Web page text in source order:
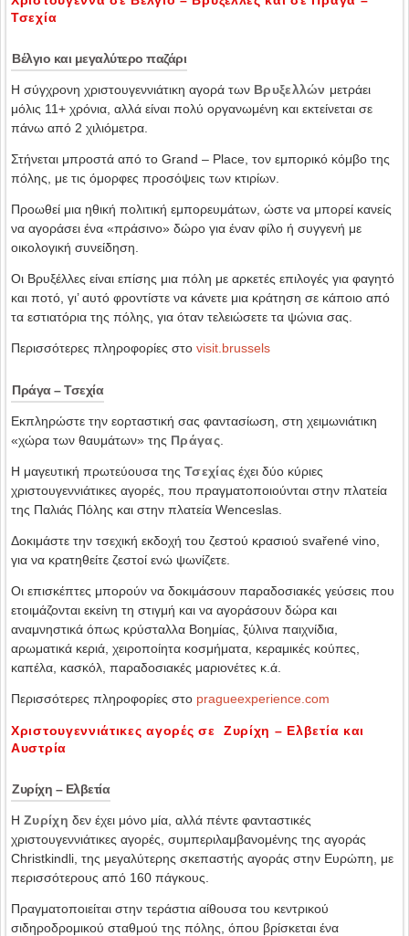
Τσεχία
Βέλγιο και μεγαλύτερο παζάρι
Η σύγχρονη χριστουγεννιάτικη αγορά των Βρυξελλών μετράει
μόλις 11+ χρόνια, αλλά είναι πολύ οργανωμένη και εκτείνεται σε
πάνω από 2 χιλιόμετρα.
Στήνεται μπροστά από το Grand – Place, τον εμπορικό κόμβο της
πόλης, με τις όμορφες προσόψεις των κτιρίων.
Προωθεί μια ηθική πολιτική εμπορευμάτων, ώστε να μπορεί κανείς
να αγοράσει ένα «πράσινο» δώρο για έναν φίλο ή συγγενή με
οικολογική συνείδηση.
Οι Βρυξέλλες είναι επίσης μια πόλη με αρκετές επιλογές για φαγητό
και ποτό, γι’ αυτό φροντίστε να κάνετε μια κράτηση σε κάποιο από
τα εστιατόρια της πόλης, για όταν τελειώσετε τα ψώνια σας.
Περισσότερες πληροφορίες στο visit.brussels
Πράγα – Τσεχία
Εκπληρώστε την εορταστική σας φαντασίωση, στη χειμωνιάτικη
«χώρα των θαυμάτων» της Πράγας.
Η μαγευτική πρωτεύουσα της Τσεχίας έχει δύο κύριες
χριστουγεννιάτικες αγορές, που πραγματοποιούνται στην πλατεία
της Παλιάς Πόλης και στην πλατεία Wenceslas.
Δοκιμάστε την τσεχική εκδοχή του ζεστού κρασιού svařené vino,
για να κρατηθείτε ζεστοί ενώ ψωνίζετε.
Οι επισκέπτες μπορούν να δοκιμάσουν παραδοσιακές γεύσεις που
ετοιμάζονται εκείνη τη στιγμή και να αγοράσουν δώρα και
αναμνηστικά όπως κρύσταλλα Βοημίας, ξύλινα παιχνίδια,
αρωματικά κεριά, χειροποίητα κοσμήματα, κεραμικές κούπες,
καπέλα, κασκόλ, παραδοσιακές μαριονέτες κ.ά.
Περισσότερες πληροφορίες στο pragueexperience.com
Χριστουγεννιάτικες αγορές σε Ζυρίχη – Ελβετία και
Αυστρία
Ζυρίχη – Ελβετία
H Ζυρίχη δεν έχει μόνο μία, αλλά πέντε φανταστικές
χριστουγεννιάτικες αγορές, συμπεριλαμβανομένης της αγοράς
Christkindli, της μεγαλύτερης σκεπαστής αγοράς στην Ευρώπη, με
περισσότερους από 160 πάγκους.
Πραγματοποιείται στην τεράστια αίθουσα του κεντρικού
σιδηροδρομικού σταθμού της πόλης, όπου βρίσκεται ένα